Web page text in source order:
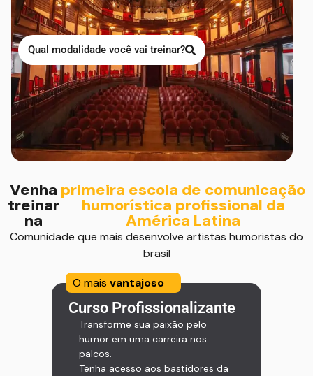
Qual modalidade você vai treinar?
Venha
treinar
na
primeira escola de comunicação
humorística profissional da
América Latina
Comunidade que mais desenvolve artistas humoristas do
brasil
O mais vantajoso
Curso Profissionalizante
Transforme sua paixão pelo
humor em uma carreira nos
palcos.
Tenha acesso aos bastidores da